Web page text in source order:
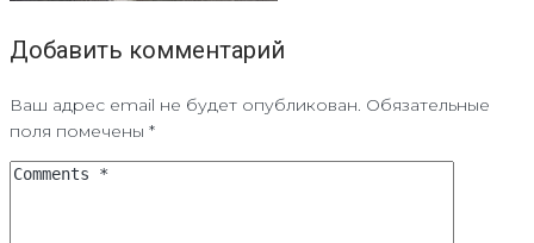
Добавить комментарий
Ваш адрес email не будет опубликован. Обязательные
поля помечены *